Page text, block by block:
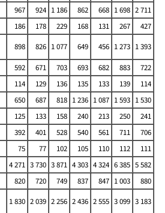
967 924 1 186 862 668 1 698 2 711
186 178 229 168 131 267
427
898 826 1 077 649 456 1 273 1 393
592 671 703 693 682 883
722
114 129 136 135 133 139
114
650 687 818 1 236 1 087 1 593 1 530
125 133 158 240 213 250
241
392 401 528 540 561 711
706
75 77 102 105 110 112
111
4 271 3 730 3 871 4 303 4 324 6 385 5 582
820 720 749 837 847 1 003
880
1 830 2 039 2 256 2 436 2 555 3 099 3 183